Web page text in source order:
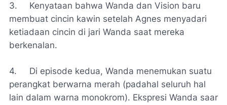
3.
Kenyataan bahwa Wanda dan Vision baru
membuat cincin kawin setelah Agnes menyadari
ketiadaan cincin di jari Wanda saat mereka
berkenalan.
4.
Di episode kedua, Wanda menemukan suatu
perangkat berwarna merah (padahal seluruh hal
lain dalam warna monokrom). Ekspresi Wanda saar